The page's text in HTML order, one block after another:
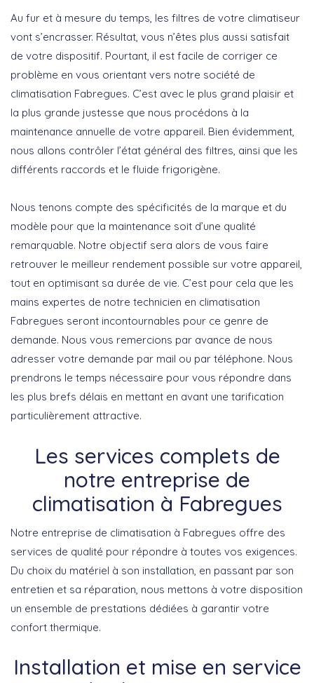
Au fur et à mesure du temps, les filtres de votre climatiseur
vont s’encrasser. Résultat, vous n’êtes plus aussi satisfait
de votre dispositif. Pourtant, il est facile de corriger ce
problème en vous orientant vers notre société de
climatisation Fabregues. C’est avec le plus grand plaisir et
la plus grande justesse que nous procédons à la
maintenance annuelle de votre appareil. Bien évidemment,
nous allons contrôler l’état général des filtres, ainsi que les
différents raccords et le fluide frigorigène.
Nous tenons compte des spécificités de la marque et du
modèle pour que la maintenance soit d’une qualité
remarquable. Notre objectif sera alors de vous faire
retrouver le meilleur rendement possible sur votre appareil,
tout en optimisant sa durée de vie. C’est pour cela que les
mains expertes de notre technicien en climatisation
Fabregues seront incontournables pour ce genre de
demande. Nous vous remercions par avance de nous
adresser votre demande par mail ou par téléphone. Nous
prendrons le temps nécessaire pour vous répondre dans
les plus brefs délais en mettant en avant une tarification
particulièrement attractive.
Les services complets de
notre entreprise de
climatisation à Fabregues
Notre entreprise de climatisation à Fabregues offre des
services de qualité pour répondre à toutes vos exigences.
Du choix du matériel à son installation, en passant par son
entretien et sa réparation, nous mettons à votre disposition
un ensemble de prestations dédiées à garantir votre
confort thermique.
Installation et mise en service